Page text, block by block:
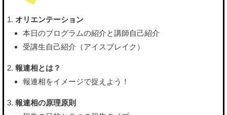
オリエンテーション
本日のプログラムの紹介と講師自己紹介
受講生自己紹介（アイスブレイク）
報連相とは？
報連相をイメージで捉えよう！
報連相の原理原則